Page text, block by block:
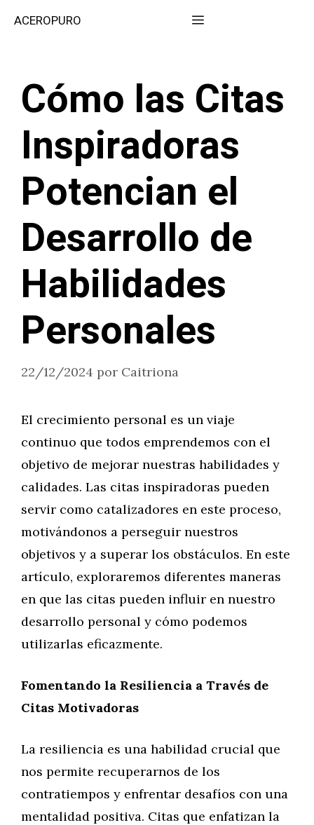
ACEROPURO Menú
Cómo las Citas
Inspiradoras
Potencian el
Desarrollo de
Habilidades
Personales
22/12/2024 por Caitriona
El crecimiento personal es un viaje
continuo que todos emprendemos con el
objetivo de mejorar nuestras habilidades y
calidades. Las citas inspiradoras pueden
servir como catalizadores en este proceso,
motivándonos a perseguir nuestros
objetivos y a superar los obstáculos. En este
artículo, exploraremos diferentes maneras
en que las citas pueden influir en nuestro
desarrollo personal y cómo podemos
utilizarlas eficazmente.
Fomentando la Resiliencia a Través de
Citas Motivadoras
La resiliencia es una habilidad crucial que
nos permite recuperarnos de los
contratiempos y enfrentar desafíos con una
mentalidad positiva. Citas que enfatizan la